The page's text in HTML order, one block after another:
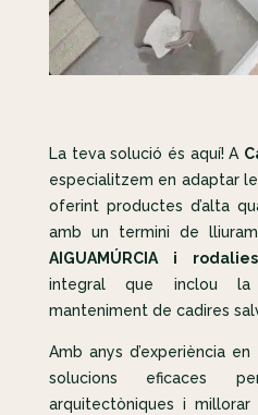
La teva solució és aquí! A
especialitzem en adaptar
oferint productes d’alta
amb un termini de
AIGUAMÚRCIA i rodalies
integral que inclou la
manteniment de cadires
Amb anys d’experiència
solucions eficaces
arquitectòniques i